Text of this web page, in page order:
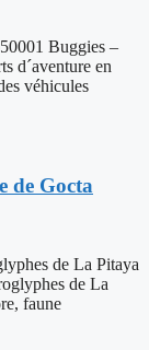
Buggies –
d´aventure en
véhicules
de Gocta
de La Pitaya
de La
faune